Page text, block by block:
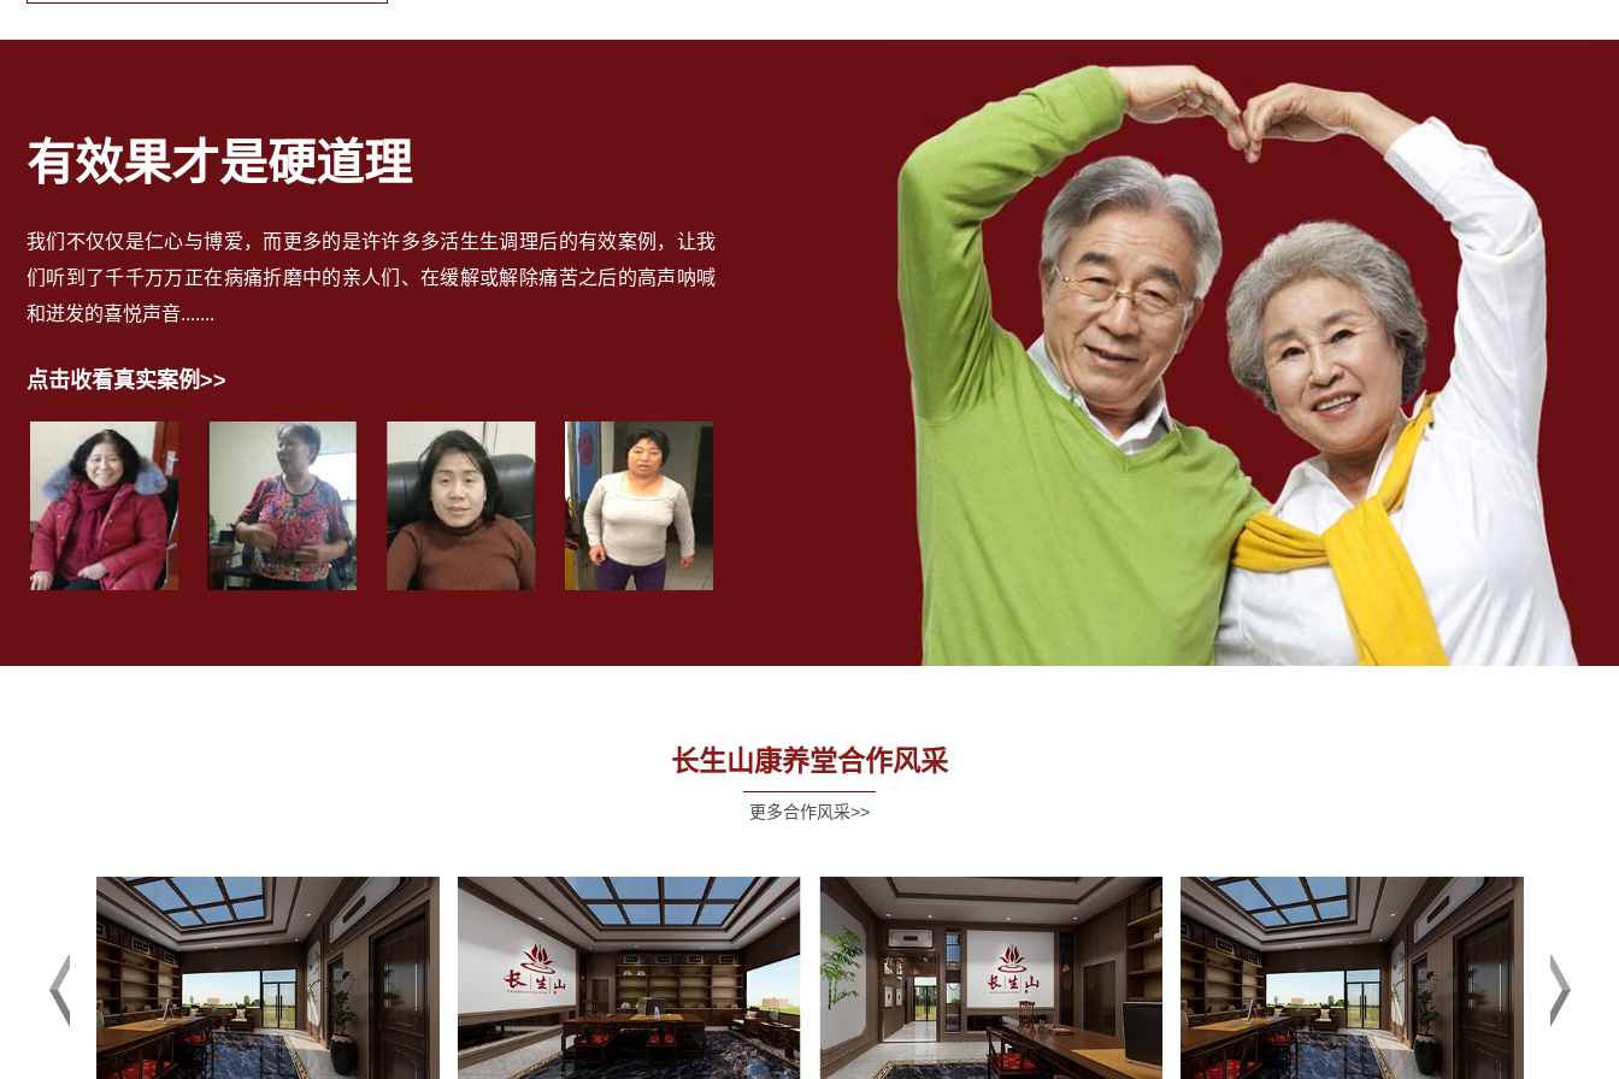
有效果才是硬道理
我们不仅仅是仁心与博爱，而更多的是许许多多活生生调理后的有效案例，让我
们听到了千千万万正在病痛折磨中的亲人们、在缓解或解除痛苦之后的高声呐喊
和迸发的喜悦声音.......
点击收看真实案例>>
长生山康养堂合作风采
更多合作风采>>